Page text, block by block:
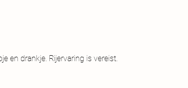
en drankje. Rijervaring is vereist.